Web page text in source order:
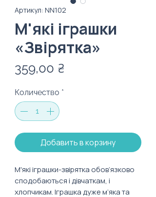
Артикул: NN102
М'які іграшки
«Звірятка»
359,00 ₴
Количество *
Добавить в корзину
М'які іграшки-звірятка обов’язково
сподобаються і дівчаткам, і
хлопчикам. Іграшка дуже м’яка та